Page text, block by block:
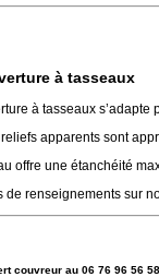
à tasseaux
à tasseaux
apparents sont
offre une étanchéité
de renseignements sur
couvreur au 06 76 96 56 58